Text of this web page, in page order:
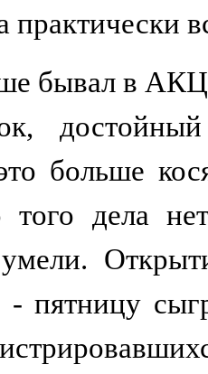
практически
бывал в
больше
того дела
пятницу